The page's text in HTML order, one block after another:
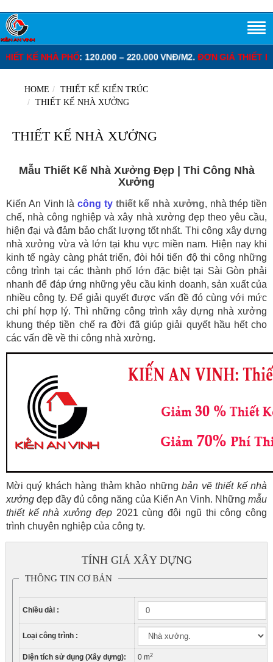
220.000 VNĐ/M2.ĐƠN GIÁ THIẾT KẾ BIỆT THỰ: 130.000 –
HOME
THIẾT KẾ KIẾN TRÚC
THIẾT KẾ NHÀ XƯỞNG
THIẾT KẾ NHÀ XƯỞNG
Mẫu Thiết Kế Nhà Xưởng Đẹp | Thi Công Nhà
Xưởng
Kiến An Vinh là công ty thiết kế nhà xưởng, nhà thép tiền
chế, nhà công nghiệp và xây nhà xưởng đẹp theo yêu cầu,
hiện đại và đảm bảo chất lượng tốt nhất. Thi công xây dựng
nhà xưởng vừa và lớn tại khu vực miền nam. Hiện nay khi
kinh tế ngày càng phát triển, đòi hỏi tiến độ thi công những
công trình tại các thành phố lớn đặc biệt tại Sài Gòn phải
nhanh để đáp ứng những yêu cầu kinh doanh, sản xuất của
nhiều công ty. Để giải quyết được vấn đề đó cùng với mức
chi phí hợp lý. Thì những công trình xây dựng nhà xưởng
khung thép tiền chế ra đời đã giúp giải quyết hầu hết cho
các vấn đề về thi công nhà xưởng.
Mời quý khách hàng thảm khảo nhữngbản vẽ thiết kế nhà
xưởng đẹp đầy đủ công năng của Kiến An Vinh. Những mẫu
thiết kế nhà xưởng đẹp2021 cùng đội ngũ thi công công
trình chuyên nghiệp của công ty.
TÍNH GIÁ XÂY DỰNG
THÔNG TIN CƠ BẢN
Chiều dài :
Loại công trình :
Diện tích sử dụng (Xây dựng): 0 m2